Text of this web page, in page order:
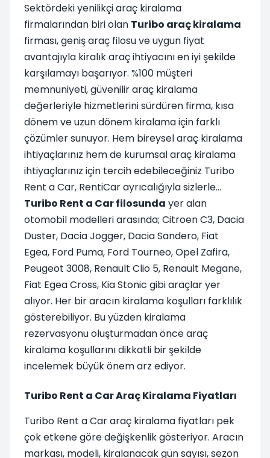
Sektördeki yenilikçi araç kiralama
firmalarından biri olan Turibo araç kiralama
firması, geniş araç filosu ve uygun fiyat
avantajıyla kiralık araç ihtiyacını en iyi şekilde
karşılamayı başarıyor. %100 müşteri
memnuniyeti, güvenilir araç kiralama
değerleriyle hizmetlerini sürdüren firma, kısa
dönem ve uzun dönem kiralama için farklı
çözümler sunuyor. Hem bireysel araç kiralama
ihtiyaçlarınız hem de kurumsal araç kiralama
ihtiyaçlarınız için tercih edebileceğiniz Turibo
Rent a Car, RentiCar ayrıcalığıyla sizlerle…
Turibo Rent a Car filosunda yer alan
otomobil modelleri arasında; Citroen C3, Dacia
Duster, Dacia Jogger, Dacia Sandero, Fiat
Egea, Ford Puma, Ford Tourneo, Opel Zafira,
Peugeot 3008, Renault Clio 5, Renault Megane,
Fiat Egea Cross, Kia Stonic gibi araçlar yer
alıyor. Her bir aracın kiralama koşulları farklılık
gösterebiliyor. Bu yüzden kiralama
rezervasyonu oluşturmadan önce araç
kiralama koşullarını dikkatli bir şekilde
incelemek büyük önem arz ediyor.
Turibo Rent a Car Araç Kiralama Fiyatları
Turibo Rent a Car araç kiralama fiyatları pek
çok etkene göre değişkenlik gösteriyor. Aracın
markası, modeli, kiralanacak gün sayısı, sezon